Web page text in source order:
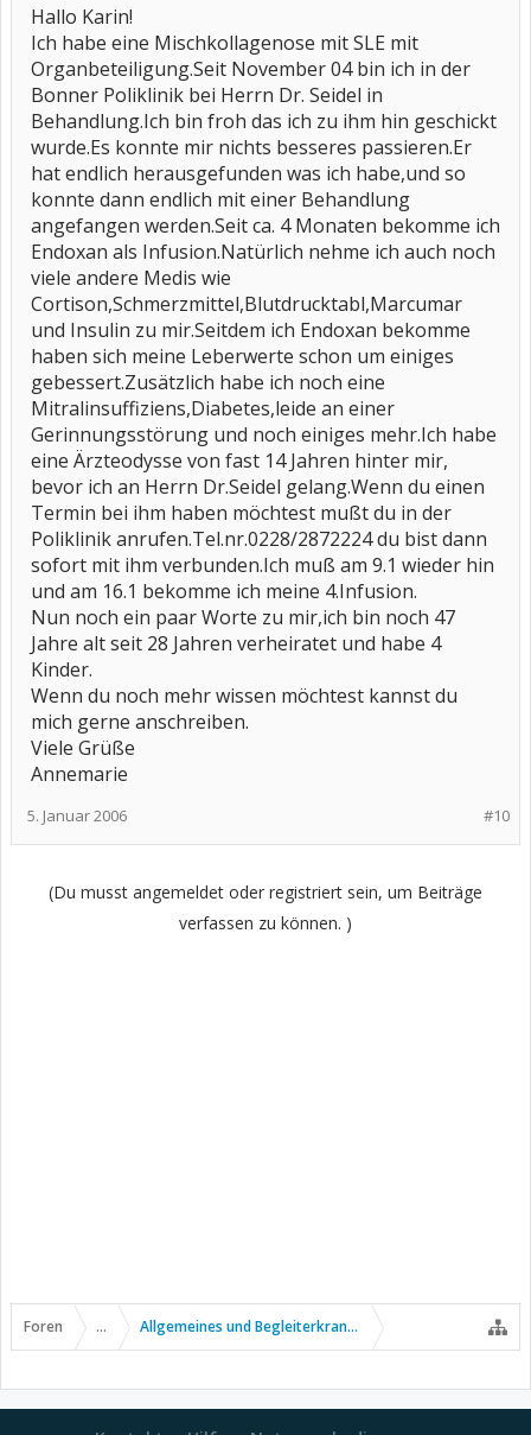
Hallo Karin!
Ich habe eine Mischkollagenose mit SLE mit
Organbeteiligung.Seit November 04 bin ich in der
Bonner Poliklinik bei Herrn Dr. Seidel in
Behandlung.Ich bin froh das ich zu ihm hin geschickt
wurde.Es konnte mir nichts besseres passieren.Er
hat endlich herausgefunden was ich habe,und so
konnte dann endlich mit einer Behandlung
angefangen werden.Seit ca. 4 Monaten bekomme ich
Endoxan als Infusion.Natürlich nehme ich auch noch
viele andere Medis wie
Cortison,Schmerzmittel,Blutdrucktabl,Marcumar
und Insulin zu mir.Seitdem ich Endoxan bekomme
haben sich meine Leberwerte schon um einiges
gebessert.Zusätzlich habe ich noch eine
Mitralinsuffiziens,Diabetes,leide an einer
Gerinnungsstörung und noch einiges mehr.Ich habe
eine Ärzteodysse von fast 14 Jahren hinter mir,
bevor ich an Herrn Dr.Seidel gelang.Wenn du einen
Termin bei ihm haben möchtest mußt du in der
Poliklinik anrufen.Tel.nr.0228/2872224 du bist dann
sofort mit ihm verbunden.Ich muß am 9.1 wieder hin
und am 16.1 bekomme ich meine 4.Infusion.
Nun noch ein paar Worte zu mir,ich bin noch 47
Jahre alt seit 28 Jahren verheiratet und habe 4
Kinder.
Wenn du noch mehr wissen möchtest kannst du
mich gerne anschreiben.
Viele Grüße
Annemarie
#10
5. Januar 2006
(Du musst angemeldet oder registriert sein, um Beiträge
verfassen zu können. )
Foren ... Allgemeines und Begleiterkrankungen